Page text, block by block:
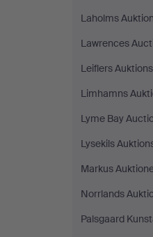
Laholms
Lawrences
Leiflers
Limhamns
Lyme Bay
Lysekils
Markus
Norrlands
Palsgaard